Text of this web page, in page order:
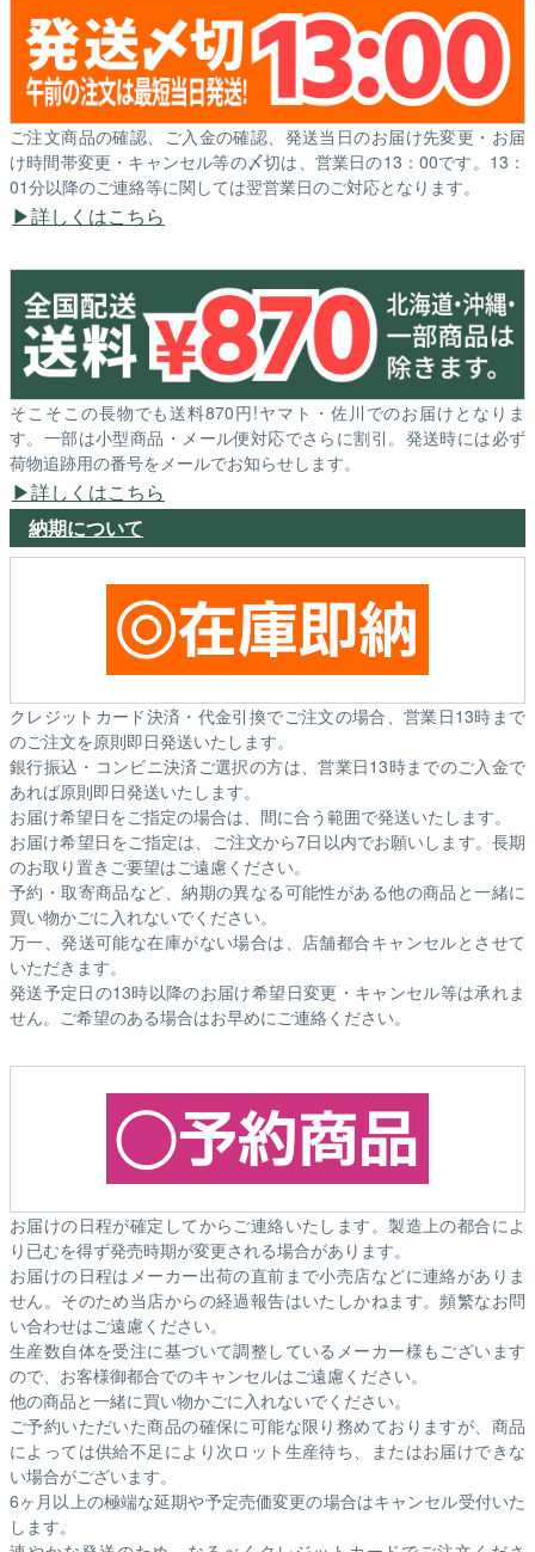
ご注文商品の確認、ご入金の確認、発送当日のお届け先変更・お届
け時間帯変更・キャンセル等の〆切は、営業日の13：00です。13：
01分以降のご連絡等に関しては翌営業日のご対応となります。
詳しくはこちら
そこそこの長物でも送料870円!ヤマト・佐川でのお届けとなりま
す。一部は小型商品・メール便対応でさらに割引。発送時には必ず
荷物追跡用の番号をメールでお知らせします。
詳しくはこちら
納期について
クレジットカード決済・代金引換でご注文の場合、営業日13時まで
のご注文を原則即日発送いたします。
銀行振込・コンビニ決済ご選択の方は、営業日13時までのご入金で
あれば原則即日発送いたします。
お届け希望日をご指定の場合は、間に合う範囲で発送いたします。
お届け希望日をご指定は、ご注文から7日以内でお願いします。長期
のお取り置きご要望はご遠慮ください。
予約・取寄商品など、納期の異なる可能性がある他の商品と一緒に
買い物かごに入れないでください。
万一、発送可能な在庫がない場合は、店舗都合キャンセルとさせて
いただきます。
発送予定日の13時以降のお届け希望日変更・キャンセル等は承れま
せん。ご希望のある場合はお早めにご連絡ください。
お届けの日程が確定してからご連絡いたします。製造上の都合によ
り已むを得ず発売時期が変更される場合があります。
お届けの日程はメーカー出荷の直前まで小売店などに連絡がありま
せん。そのため当店からの経過報告はいたしかねます。頻繁なお問
い合わせはご遠慮ください。
生産数自体を受注に基づいて調整しているメーカー様もございます
ので、お客様御都合でのキャンセルはご遠慮ください。
他の商品と一緒に買い物かごに入れないでください。
ご予約いただいた商品の確保に可能な限り務めておりますが、商品
によっては供給不足により次ロット生産待ち、またはお届けできな
い場合がございます。
6ヶ月以上の極端な延期や予定売価変更の場合はキャンセル受付いた
します。